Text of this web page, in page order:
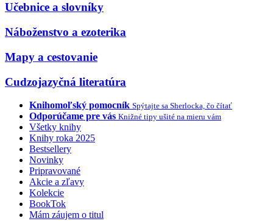
Učebnice a slovníky
Náboženstvo a ezoterika
Mapy a cestovanie
Cudzojazyčná literatúra
Knihomoľský pomocník Spýtajte sa Sherlocka, čo čítať
Odporúčame pre vás Knižné tipy ušité na mieru vám
Všetky knihy
Knihy roka 2025
Bestsellery
Novinky
Pripravované
Akcie a zľavy
Kolekcie
BookTok
Mám záujem o titul